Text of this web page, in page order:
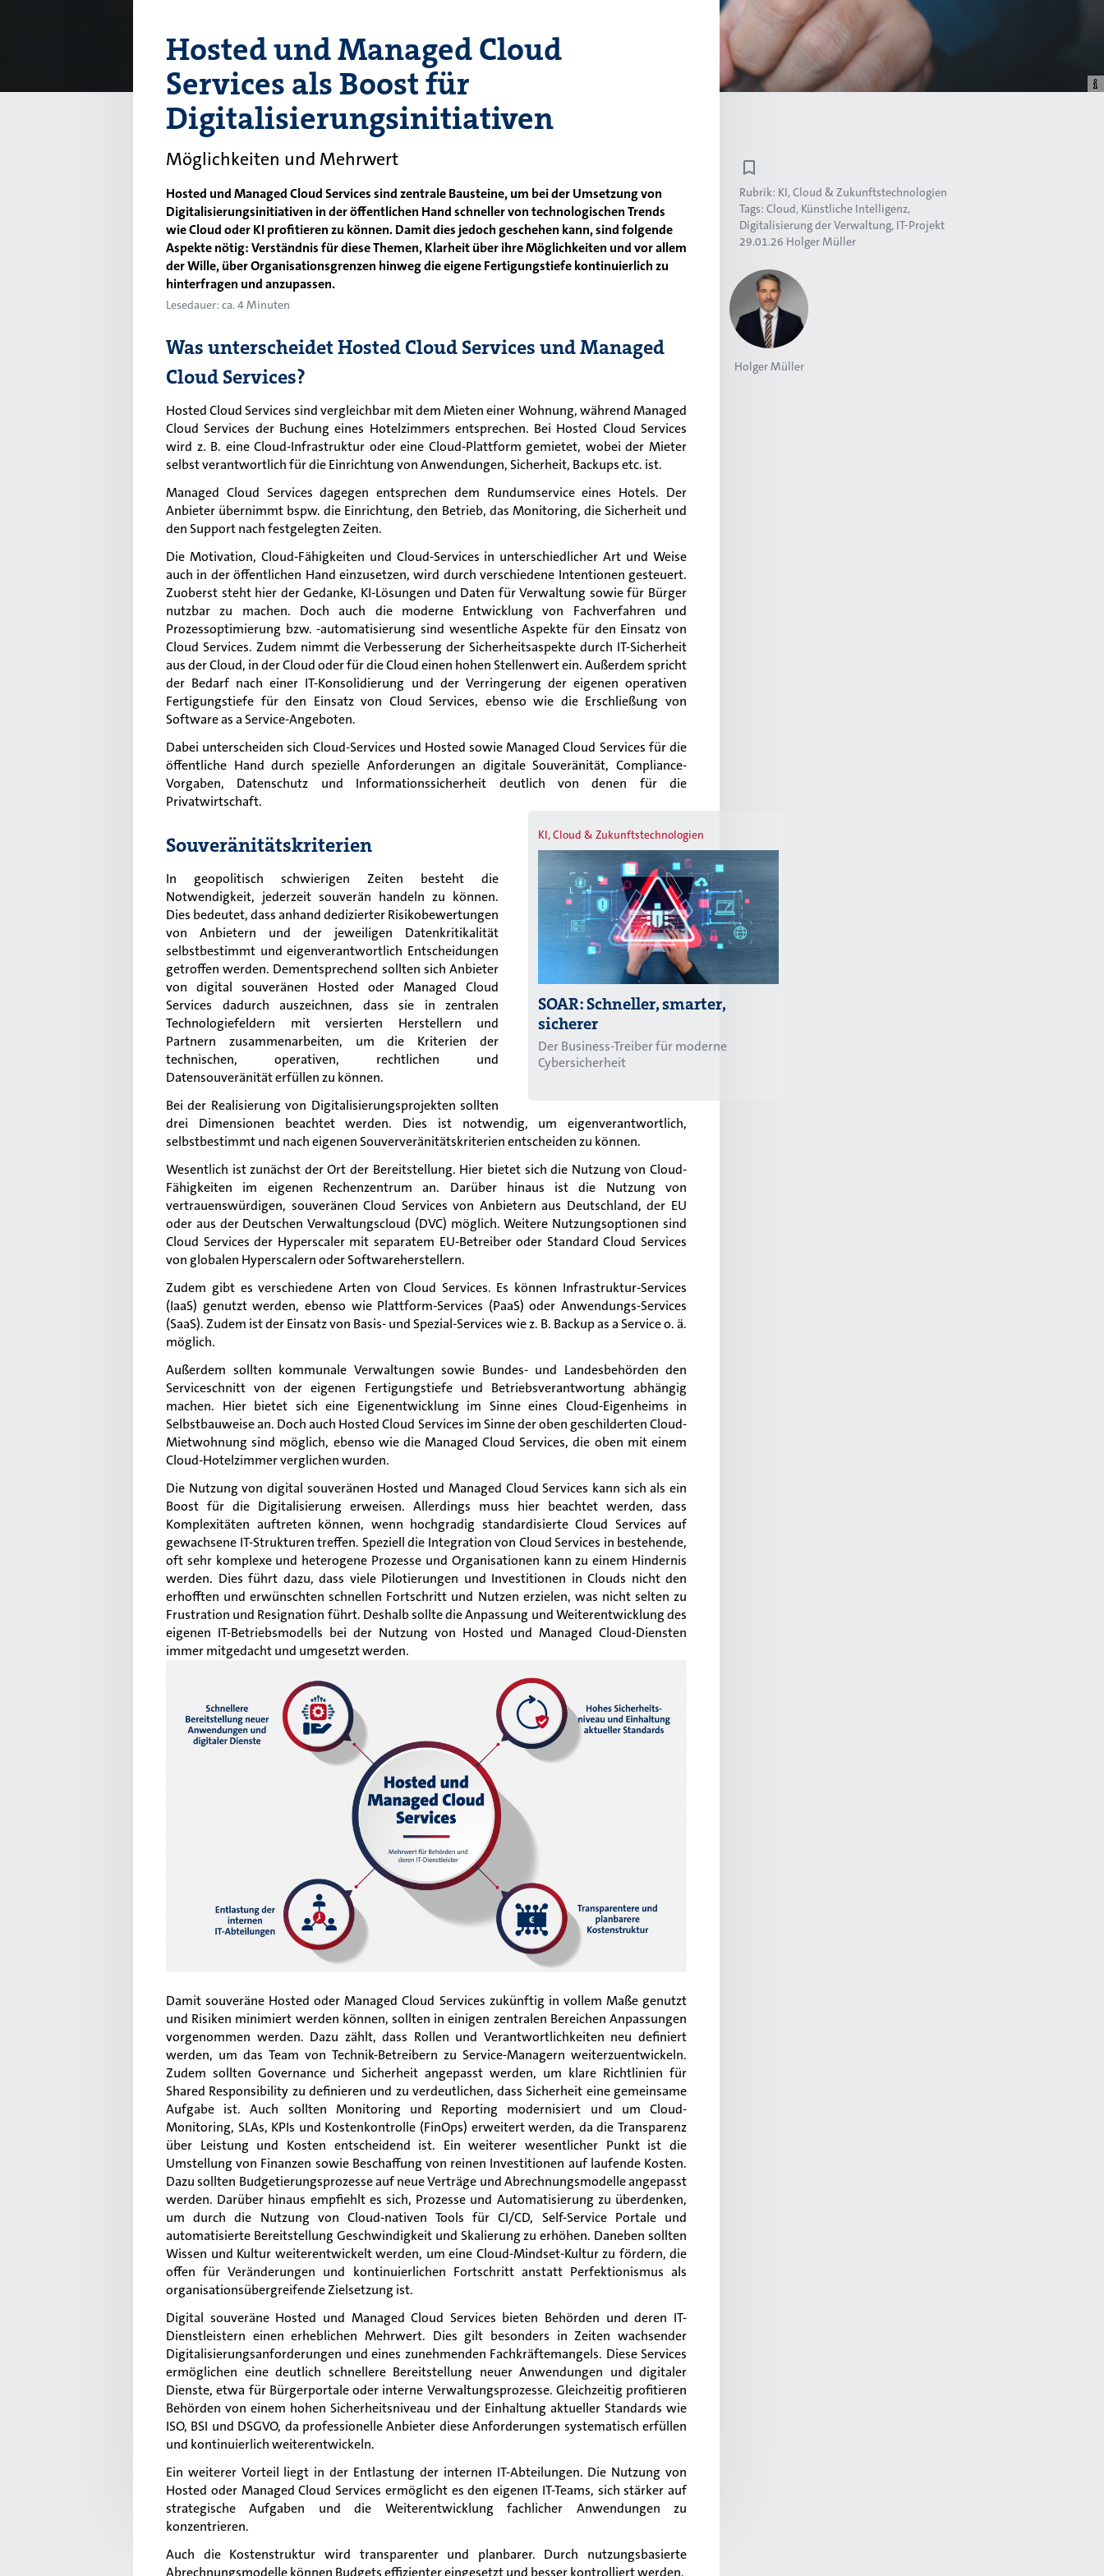
Hosted und Managed Cloud
Services als Boost für
Digitalisierungsinitiativen
Möglichkeiten und Mehrwert
Hosted und Managed Cloud Services sind zentrale Bausteine, um bei der Umsetzung von
Digitalisierungsinitiativen in der öffentlichen Hand schneller von technologischen Trends
wie Cloud oder KI profitieren zu können. Damit dies jedoch geschehen kann, sind folgende
Aspekte nötig: Verständnis für diese Themen, Klarheit über ihre Möglichkeiten und vor allem
der Wille, über Organisationsgrenzen hinweg die eigene Fertigungstiefe kontinuierlich zu
hinterfragen und anzupassen.
Lesedauer: ca. 4 Minuten
Was unterscheidet Hosted Cloud Services und Managed
Cloud Services?
Hosted Cloud Services sind vergleichbar mit dem Mieten einer Wohnung, während Managed
Cloud Services der Buchung eines Hotelzimmers entsprechen. Bei Hosted Cloud Services
wird z. B. eine Cloud-Infrastruktur oder eine Cloud-Plattform gemietet, wobei der Mieter
selbst verantwortlich für die Einrichtung von Anwendungen, Sicherheit, Backups etc. ist.
Managed Cloud Services dagegen entsprechen dem Rundumservice eines Hotels. Der
Anbieter übernimmt bspw. die Einrichtung, den Betrieb, das Monitoring, die Sicherheit und
den Support nach festgelegten Zeiten.
Die Motivation, Cloud-Fähigkeiten und Cloud-Services in unterschiedlicher Art und Weise
auch in der öffentlichen Hand einzusetzen, wird durch verschiedene Intentionen gesteuert.
Zuoberst steht hier der Gedanke, KI-Lösungen und Daten für Verwaltung sowie für Bürger
nutzbar zu machen. Doch auch die moderne Entwicklung von Fachverfahren und
Prozessoptimierung bzw. -automatisierung sind wesentliche Aspekte für den Einsatz von
Cloud Services. Zudem nimmt die Verbesserung der Sicherheitsaspekte durch IT-Sicherheit
aus der Cloud, in der Cloud oder für die Cloud einen hohen Stellenwert ein. Außerdem spricht
der Bedarf nach einer IT-Konsolidierung und der Verringerung der eigenen operativen
Fertigungstiefe für den Einsatz von Cloud Services, ebenso wie die Erschließung von
Software as a Service-Angeboten.
Dabei unterscheiden sich Cloud-Services und Hosted sowie Managed Cloud Services für die
öffentliche Hand durch spezielle Anforderungen an digitale Souveränität, Compliance-
Vorgaben, Datenschutz und Informationssicherheit deutlich von denen für die
Privatwirtschaft.
KI, Cloud & Zukunftstechnologien
SOAR: Schneller, smarter,
sicherer
Der Business-Treiber für moderne
Cybersicherheit
Souveränitätskriterien
In geopolitisch schwierigen Zeiten besteht die
Notwendigkeit, jederzeit souverän handeln zu können.
Dies bedeutet, dass anhand dedizierter Risikobewertungen
von Anbietern und der jeweiligen Datenkritikalität
selbstbestimmt und eigenverantwortlich Entscheidungen
getroffen werden. Dementsprechend sollten sich Anbieter
von digital souveränen Hosted oder Managed Cloud
Services dadurch auszeichnen, dass sie in zentralen
Technologiefeldern mit versierten Herstellern und
Partnern zusammenarbeiten, um die Kriterien der
technischen, operativen, rechtlichen und
Datensouveränität erfüllen zu können.
Bei der Realisierung von Digitalisierungsprojekten sollten
drei Dimensionen beachtet werden. Dies ist notwendig, um eigenverantwortlich,
selbstbestimmt und nach eigenen Souververänitätskriterien entscheiden zu können.
Wesentlich ist zunächst der Ort der Bereitstellung. Hier bietet sich die Nutzung von Cloud-
Fähigkeiten im eigenen Rechenzentrum an. Darüber hinaus ist die Nutzung von
vertrauenswürdigen, souveränen Cloud Services von Anbietern aus Deutschland, der EU
oder aus der Deutschen Verwaltungscloud (DVC) möglich. Weitere Nutzungsoptionen sind
Cloud Services der Hyperscaler mit separatem EU-Betreiber oder Standard Cloud Services
von globalen Hyperscalern oder Softwareherstellern.
Zudem gibt es verschiedene Arten von Cloud Services. Es können Infrastruktur-Services
(IaaS) genutzt werden, ebenso wie Plattform-Services (PaaS) oder Anwendungs-Services
(SaaS). Zudem ist der Einsatz von Basis- und Spezial-Services wie z. B. Backup as a Service o. ä.
möglich.
Außerdem sollten kommunale Verwaltungen sowie Bundes- und Landesbehörden den
Serviceschnitt von der eigenen Fertigungstiefe und Betriebsverantwortung abhängig
machen. Hier bietet sich eine Eigenentwicklung im Sinne eines Cloud-Eigenheims in
Selbstbauweise an. Doch auch Hosted Cloud Services im Sinne der oben geschilderten Cloud-
Mietwohnung sind möglich, ebenso wie die Managed Cloud Services, die oben mit einem
Cloud-Hotelzimmer verglichen wurden.
Die Nutzung von digital souveränen Hosted und Managed Cloud Services kann sich als ein
Boost für die Digitalisierung erweisen. Allerdings muss hier beachtet werden, dass
Komplexitäten auftreten können, wenn hochgradig standardisierte Cloud Services auf
gewachsene IT-Strukturen treffen. Speziell die Integration von Cloud Services in bestehende,
oft sehr komplexe und heterogene Prozesse und Organisationen kann zu einem Hindernis
werden. Dies führt dazu, dass viele Pilotierungen und Investitionen in Clouds nicht den
erhofften und erwünschten schnellen Fortschritt und Nutzen erzielen, was nicht selten zu
Frustration und Resignation führt. Deshalb sollte die Anpassung und Weiterentwicklung des
eigenen IT-Betriebsmodells bei der Nutzung von Hosted und Managed Cloud-Diensten
immer mitgedacht und umgesetzt werden.
Damit souveräne Hosted oder Managed Cloud Services zukünftig in vollem Maße genutzt
und Risiken minimiert werden können, sollten in einigen zentralen Bereichen Anpassungen
vorgenommen werden. Dazu zählt, dass Rollen und Verantwortlichkeiten neu definiert
werden, um das Team von Technik-Betreibern zu Service-Managern weiterzuentwickeln.
Zudem sollten Governance und Sicherheit angepasst werden, um klare Richtlinien für
Shared Responsibility zu definieren und zu verdeutlichen, dass Sicherheit eine gemeinsame
Aufgabe ist. Auch sollten Monitoring und Reporting modernisiert und um Cloud-
Monitoring, SLAs, KPIs und Kostenkontrolle (FinOps) erweitert werden, da die Transparenz
über Leistung und Kosten entscheidend ist. Ein weiterer wesentlicher Punkt ist die
Umstellung von Finanzen sowie Beschaffung von reinen Investitionen auf laufende Kosten.
Dazu sollten Budgetierungsprozesse auf neue Verträge und Abrechnungsmodelle angepasst
werden. Darüber hinaus empfiehlt es sich, Prozesse und Automatisierung zu überdenken,
um durch die Nutzung von Cloud-nativen Tools für CI/CD, Self-Service Portale und
automatisierte Bereitstellung Geschwindigkeit und Skalierung zu erhöhen. Daneben sollten
Wissen und Kultur weiterentwickelt werden, um eine Cloud-Mindset-Kultur zu fördern, die
offen für Veränderungen und kontinuierlichen Fortschritt anstatt Perfektionismus als
organisationsübergreifende Zielsetzung ist.
Digital souveräne Hosted und Managed Cloud Services bieten Behörden und deren IT-
Dienstleistern einen erheblichen Mehrwert. Dies gilt besonders in Zeiten wachsender
Digitalisierungsanforderungen und eines zunehmenden Fachkräftemangels. Diese Services
ermöglichen eine deutlich schnellere Bereitstellung neuer Anwendungen und digitaler
Dienste, etwa für Bürgerportale oder interne Verwaltungsprozesse. Gleichzeitig profitieren
Behörden von einem hohen Sicherheitsniveau und der Einhaltung aktueller Standards wie
ISO, BSI und DSGVO, da professionelle Anbieter diese Anforderungen systematisch erfüllen
und kontinuierlich weiterentwickeln.
Ein weiterer Vorteil liegt in der Entlastung der internen IT-Abteilungen. Die Nutzung von
Hosted oder Managed Cloud Services ermöglicht es den eigenen IT-Teams, sich stärker auf
strategische Aufgaben und die Weiterentwicklung fachlicher Anwendungen zu
konzentrieren.
Auch die Kostenstruktur wird transparenter und planbarer. Durch nutzungsbasierte
Rubrik: KI, Cloud & Zukunftstechnologien
Tags: Cloud Künstliche Intelligenz
Digitalisierung der Verwaltung IT-Projekt
29.01.26 Holger Müller
Holger Müller